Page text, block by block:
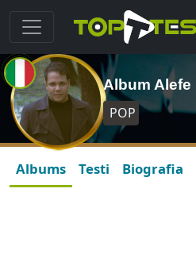
Album Alefe
POP
Albums Testi Biografia